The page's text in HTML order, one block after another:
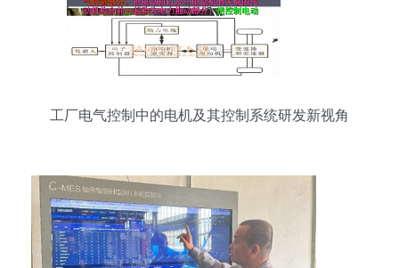
工厂电气控制中的电机及其控制系统研发新视角